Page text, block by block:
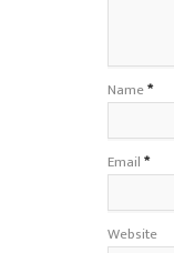
Name*
Email*
Website